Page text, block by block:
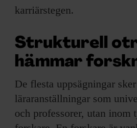
karriärstegen.
Strukturell
hämmar
De flesta uppsägningar
läraranställningar som
och professorer, utan inom